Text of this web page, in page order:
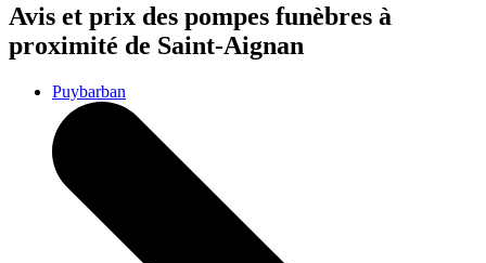
Avis et prix des pompes funèbres à
proximité de Saint-Aignan
Puybarban